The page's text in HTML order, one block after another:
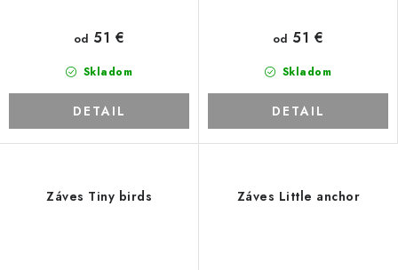
Skladom
od 51 €
DETAIL
Skladom
od 51 €
DETAIL
Záves Tiny birds Záves Little anchor